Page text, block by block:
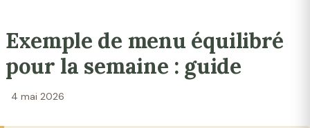
Exemple de menu équilibré
pour la semaine : guide
4 mai 2026